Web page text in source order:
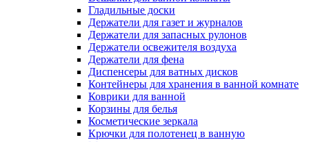
Гладильные доски
Держатели для газет и журналов
Держатели для запасных рулонов
Держатели освежителя воздуха
Держатели для фена
Диспенсеры для ватных дисков
Контейнеры для хранения в ванной комнате
Коврики для ванной
Корзины для белья
Косметические зеркала
Крючки для полотенец в ванную